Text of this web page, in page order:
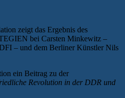
zeigt das Ergebnis des
bei Carsten Minkewitz –
– und dem Berliner Künstler Nils
ein Beitrag zu der
Revolution in der DDR und